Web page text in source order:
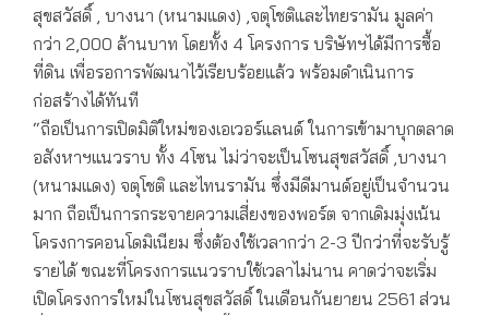
สุขสวัสดิ์ , บางนา (หนามแดง) ,จตุโชติและไทยรามัน มูลค่า
กว่า 2,000 ล้านบาท โดยทั้ง 4 โครงการ บริษัทฯได้มีการซื้อ
ที่ดิน เพื่อรอการพัฒนาไว้เรียบร้อยแล้ว พร้อมดำเนินการ
ก่อสร้างได้ทันที
“ถือเป็นการเปิดมิติใหม่ของเอเวอร์แลนด์ ในการเข้ามาบุกตลาด
อสังหาฯแนวราบ ทั้ง 4โซน ไม่ว่าจะเป็นโซนสุขสวัสดิ์ ,บางนา
(หนามแดง) จตุโชติ และไทนรามัน ซึ่งมีดีมานด์อยู่เป็นจำนวน
มาก ถือเป็นการกระจายความเสี่ยงของพอร์ต จากเดิมมุ่งเน้น
โครงการคอนโดมิเนียม ซึ่งต้องใช้เวลากว่า 2-3 ปีกว่าที่จะรับรู้
รายได้ ขณะที่โครงการแนวราบใช้เวลาไม่นาน คาดว่าจะเริ่ม
เปิดโครงการใหม่ในโซนสุขสวัสดิ์ ในเดือนกันยายน 2561 ส่วน